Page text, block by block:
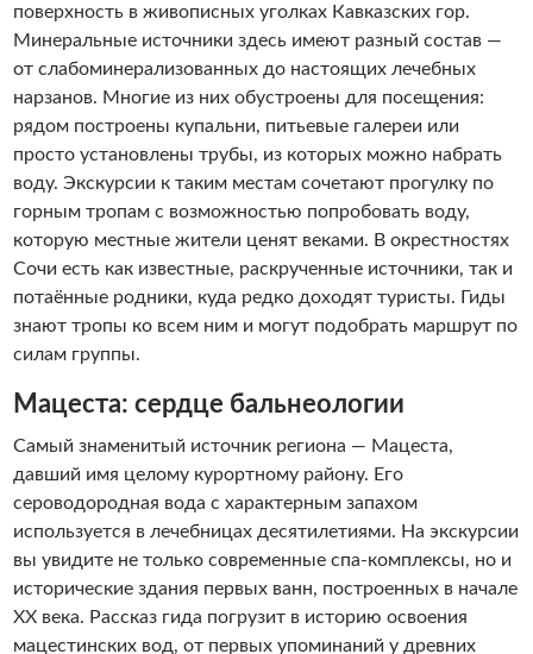
поверхность в живописных уголках Кавказских гор.
Минеральные источники здесь имеют разный состав —
от слабоминерализованных до настоящих лечебных
нарзанов. Многие из них обустроены для посещения:
рядом построены купальни, питьевые галереи или
просто установлены трубы, из которых можно набрать
воду. Экскурсии к таким местам сочетают прогулку по
горным тропам с возможностью попробовать воду,
которую местные жители ценят веками. В окрестностях
Сочи есть как известные, раскрученные источники, так и
потаённые родники, куда редко доходят туристы. Гиды
знают тропы ко всем ним и могут подобрать маршрут по
силам группы.
Мацеста: сердце бальнеологии
Самый знаменитый источник региона — Мацеста,
давший имя целому курортному району. Его
сероводородная вода с характерным запахом
используется в лечебницах десятилетиями. На экскурсии
вы увидите не только современные спа-комплексы, но и
исторические здания первых ванн, построенных в начале
XX века. Рассказ гида погрузит в историю освоения
мацестинских вод, от первых упоминаний у древних